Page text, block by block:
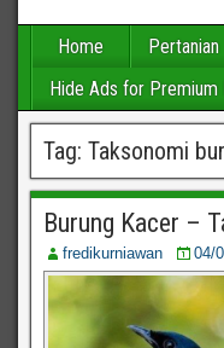
Home Pertanian
Hide Ads for Premium
Tag: Taksonomi
Burung Kacer –
fredikurniawan 04/